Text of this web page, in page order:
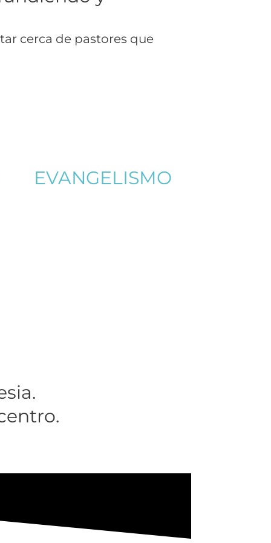
cerca de pastores que
EVANGELISMO